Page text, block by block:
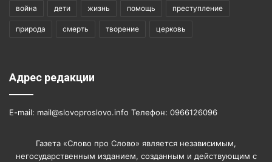
война дети жизнь помощь преступление
природа смерть творение церковь
Адрес редакции
E-mail: mail@slovoproslovo.info Телефон: 0966126096
Газета «Слово про Слово» является независимым,
негосударственным изданием, созданным и действующим с